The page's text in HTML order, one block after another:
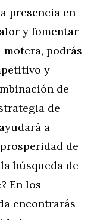
presencia en
y fomentar
podrás
y
de
de
a
de
búsqueda de
En los
encontrarás